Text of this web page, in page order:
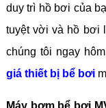
duy trì hồ bơi của
tuyệt vời và hồ bơi
chúng tôi ngay
giá thiết bị bể bơi
Máy bơm bể bơi